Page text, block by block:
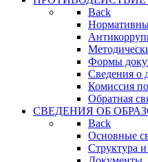
Back
Формы
Сведения о
Комиссия
Обратная
СВЕДЕНИЯ ОБ
Back
Основные
Структура